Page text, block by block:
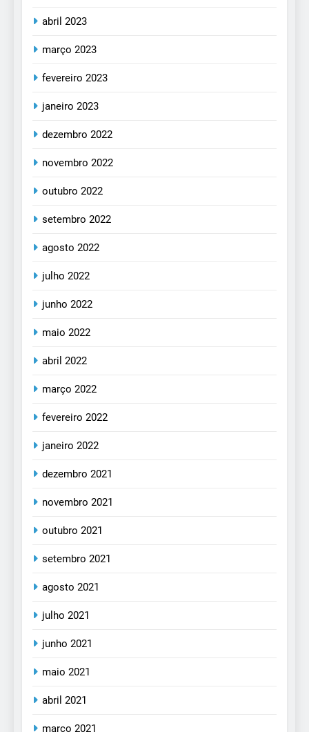
abril 2023
março 2023
fevereiro 2023
janeiro 2023
dezembro 2022
novembro 2022
outubro 2022
setembro 2022
agosto 2022
julho 2022
junho 2022
maio 2022
abril 2022
março 2022
fevereiro 2022
janeiro 2022
dezembro 2021
novembro 2021
outubro 2021
setembro 2021
agosto 2021
julho 2021
junho 2021
maio 2021
abril 2021
março 2021